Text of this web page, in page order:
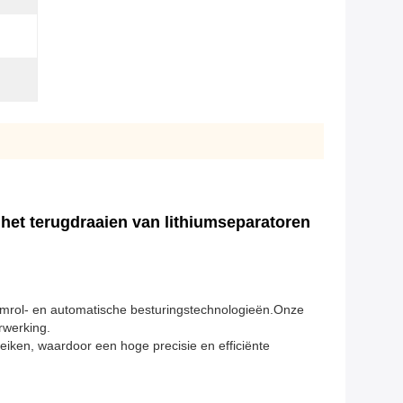
terugdraaien van lithiumseparatoren
en automatische besturingstechnologieën.Onze
waardoor een hoge precisie en efficiënte